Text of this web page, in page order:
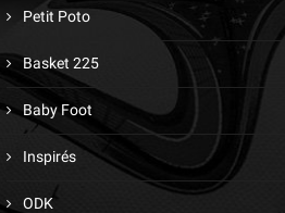
Petit Poto
Basket 225
Baby Foot
Inspirés
ODK